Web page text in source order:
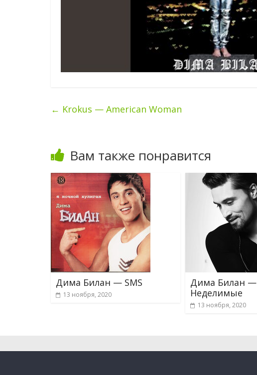
← Krokus — American Woman
Вам также понравится
Дима Билан — SMS
13 ноября, 2020
Дима Билан —
Неделимые
13 ноября, 2020